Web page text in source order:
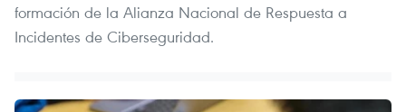
formación de la Alianza Nacional de Respuesta a
Incidentes de Ciberseguridad.